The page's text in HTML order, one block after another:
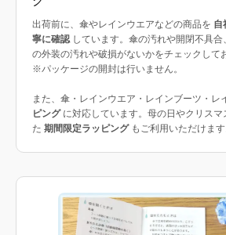
出荷前に、傘やレインウエアなどの商品を 自
寧に確認しています。傘の汚れや開閉不具合
の外装の汚れや破損がないかをチェックして
※パッケージの開封は行いません。
また、傘・レインウエア・レインブーツ・レ
ピングに対応しています。母の日やクリスマ
た 期間限定ラッピングもご利用いただけます